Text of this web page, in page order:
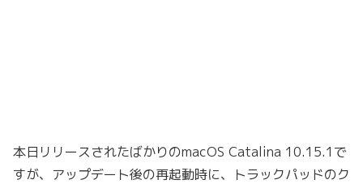
本日リリースされたばかりのmacOS Catalina 10.15.1で
すが、アップデート後の再起動時に、トラックパッドのク